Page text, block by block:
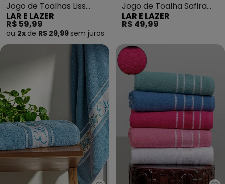
Jogo de Toalhas Liss
(Rose)2 Peças
LAR E LAZER
R$ 59,99
ou 2x de R$ 29,99 sem juros
Jogo de Toalha Safira
(Rosa Chiclete) 2 Peças
LAR E LAZER
R$ 49,99